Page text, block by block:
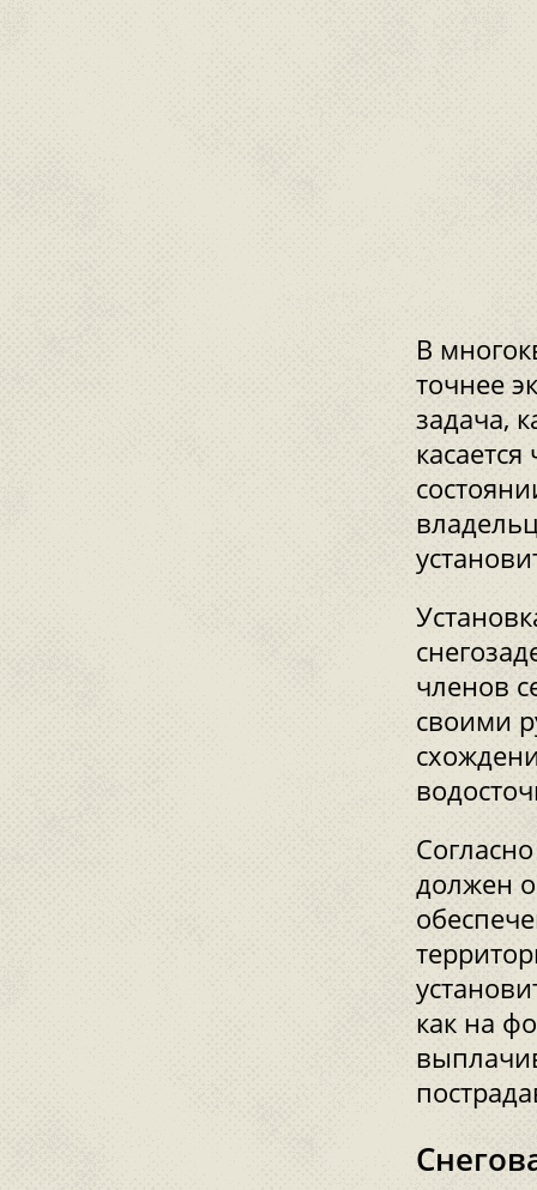
В
точнее
задача,
членов
своими
должен
как на